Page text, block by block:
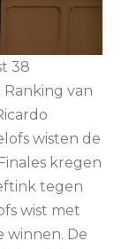
38
van
wisten de
kregen
tegen
wist met
winnen. De